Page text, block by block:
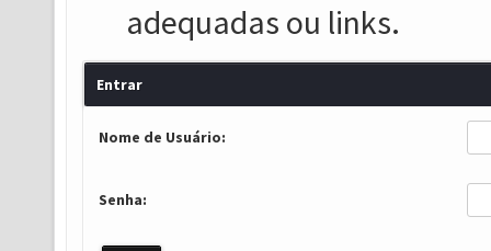
adequadas ou links.
Entrar
Nome de Usuário:
Senha: